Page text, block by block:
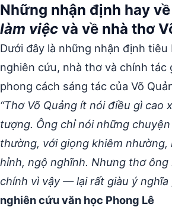
Những nhận định hay về
làm việc và về nhà thơ
Dưới đây là những nhận định tiêu
nghiên cứu, nhà thơ và chính tác
phong cách sáng tác của Võ
“Thơ Võ Quảng ít nói điều gì cao
tượng. Ông chỉ nói những
thường, với giọng khiêm nhường,
hỉnh, ngộ nghĩnh. Nhưng thơ
chính vì vậy — lại rất giàu ý nghĩa
nghiên cứu văn học Phong Lê